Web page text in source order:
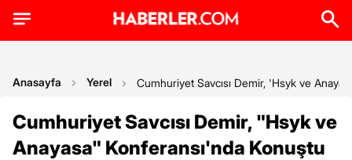
Anasayfa Yerel Cumhuriyet Savcısı Demir, 'Hsyk ve
Cumhuriyet Savcısı Demir, "Hsyk ve
Anayasa" Konferansı'nda Konuştu